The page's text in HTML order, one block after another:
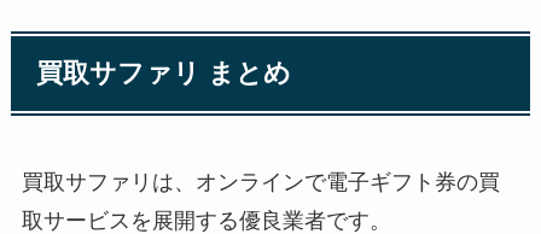
買取サファリ まとめ
買取サファリは、オンラインで電子ギフト券の買
取サービスを展開する優良業者です。